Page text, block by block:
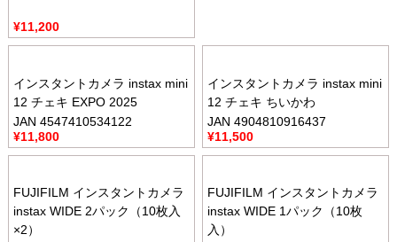
¥11,200
インスタントカメラ instax mini
12 チェキ EXPO 2025
JAN 4547410534122
¥11,800
インスタントカメラ instax mini
12 チェキ ちいかわ
JAN 4904810916437
¥11,500
FUJIFILM インスタントカメラ
instax WIDE 2パック（10枚入
×2）
FUJIFILM インスタントカメラ
instax WIDE 1パック（10枚
入）